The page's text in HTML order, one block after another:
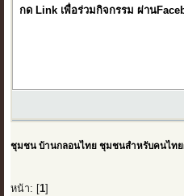
กด Link เพื่อร่วมกิจกรรม ผ่าน
ชุมชน บ้านกลอนไทย ชุมชนสำหรับคนไทย
หน้า: [1